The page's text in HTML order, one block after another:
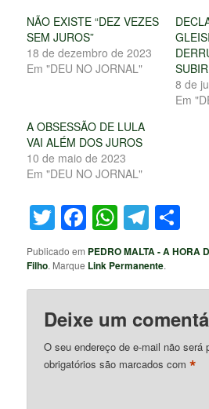
NÃO EXISTE “DEZ VEZES
SEM JUROS”
18 de dezembro de 2023
Em "DEU NO JORNAL"
8 de
Em
A OBSESSÃO DE LULA
VAI ALÉM DOS JUROS
10 de maio de 2023
Em "DEU NO JORNAL"
Twitter
Facebook
Publicado em PEDRO MALTA - A HORA
Filho. Marque Link Permanente.
Deixe um
O seu endereço de e-mail não será
obrigatórios são marcados com*